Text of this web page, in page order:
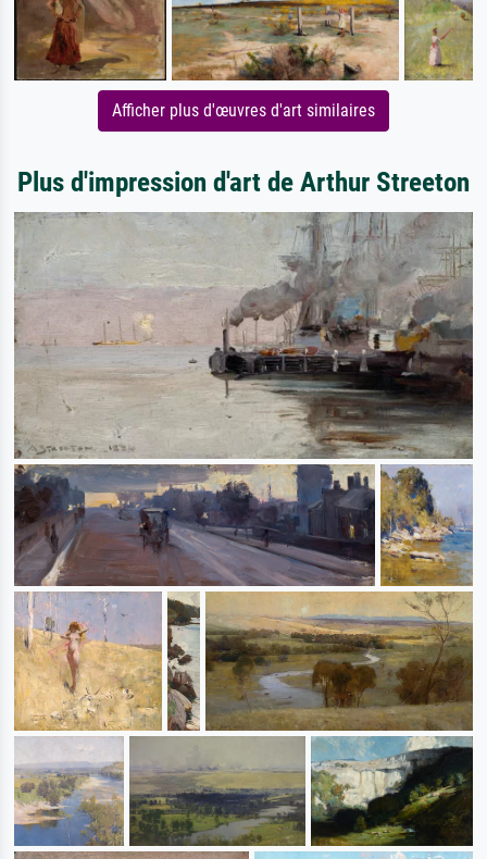
Afficher plus d'œuvres d'art similaires
Plus d'impression d'art de Arthur Streeton